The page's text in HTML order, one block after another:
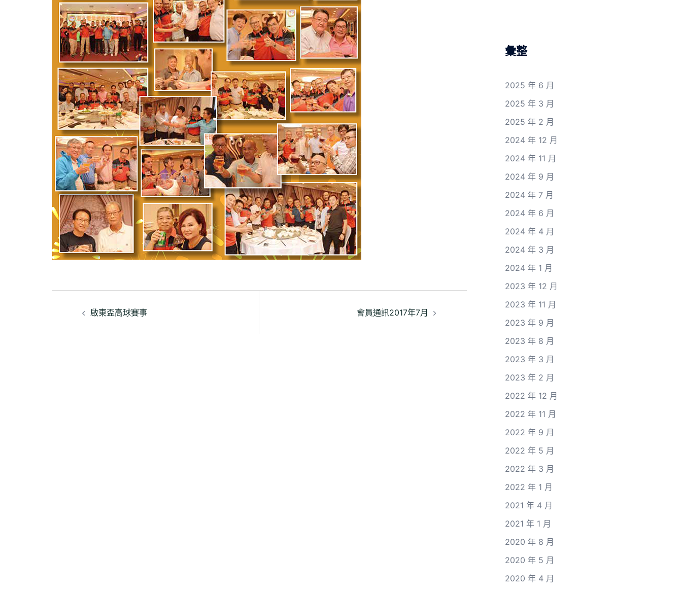
文 啟東盃高球賽事 會員通訊2017年7月
彙整
2025 年 6 月
2025 年 3 月
2025 年 2 月
2024 年 12 月
2024 年 11 月
2024 年 9 月
2024 年 7 月
2024 年 6 月
2024 年 4 月
2024 年 3 月
2024 年 1 月
2023 年 12 月
2023 年 11 月
2023 年 9 月
2023 年 8 月
2023 年 3 月
2023 年 2 月
2022 年 12 月
2022 年 11 月
2022 年 9 月
2022 年 5 月
2022 年 3 月
2022 年 1 月
2021 年 4 月
2021 年 1 月
2020 年 8 月
2020 年 5 月
2020 年 4 月